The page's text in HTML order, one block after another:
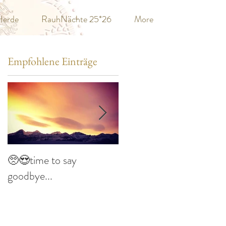
RauhNächte 25*26 More
Empfohlene Einträge
🥺😍time to say
goodbye...